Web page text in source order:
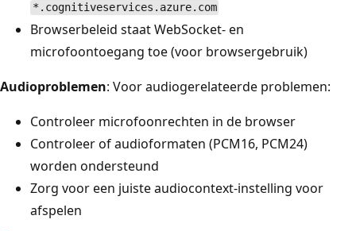
*.cognitiveservices.azure.com
Browserbeleid staat WebSocket- en
microfoontoegang toe (voor browsergebruik)
Audioproblemen: Voor audiogerelateerde problemen:
Controleer microfoonrechten in de browser
Controleer of audioformaten (PCM16, PCM24)
worden ondersteund
Zorg voor een juiste audiocontext-instelling voor
afspelen